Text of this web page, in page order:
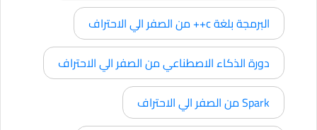
البرمجة بلغة c++ من الصفر الي الاحتراف
دورة الذكاء الاصطناعي من الصفر الي الاحتراف
Spark من الصفر الي الاحتراف